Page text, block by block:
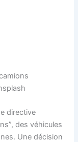
directive
des véhicules
Une décision